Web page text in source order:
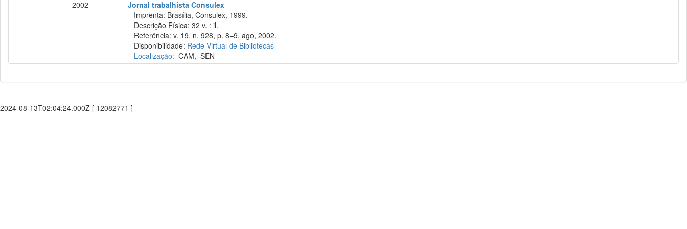
2002
Jornal trabalhista Consulex
Imprenta: Brasília, Consulex, 1999.
Descrição Física: 32 v. : il.
Referência: v. 19, n. 928, p. 8–9, ago, 2002.
Disponibilidade: Rede Virtual de Bibliotecas
Localização: CAM,SEN
2024-08-13T02:04:24.000Z [ 12082771 ]